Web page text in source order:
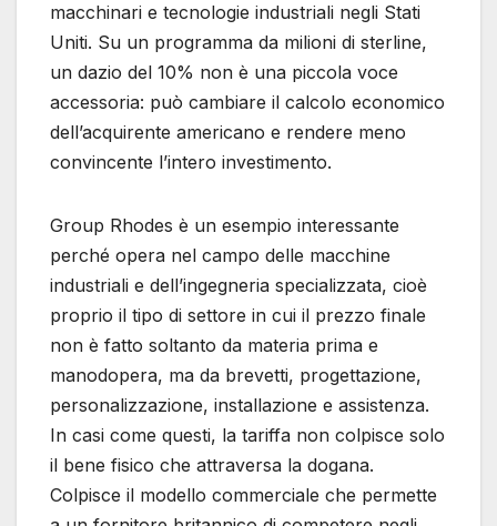
macchinari e tecnologie industriali negli Stati
Uniti. Su un programma da milioni di sterline,
un dazio del 10% non è una piccola voce
accessoria: può cambiare il calcolo economico
dell’acquirente americano e rendere meno
convincente l’intero investimento.
Group Rhodes è un esempio interessante
perché opera nel campo delle macchine
industriali e dell’ingegneria specializzata, cioè
proprio il tipo di settore in cui il prezzo finale
non è fatto soltanto da materia prima e
manodopera, ma da brevetti, progettazione,
personalizzazione, installazione e assistenza.
In casi come questi, la tariffa non colpisce solo
il bene fisico che attraversa la dogana.
Colpisce il modello commerciale che permette